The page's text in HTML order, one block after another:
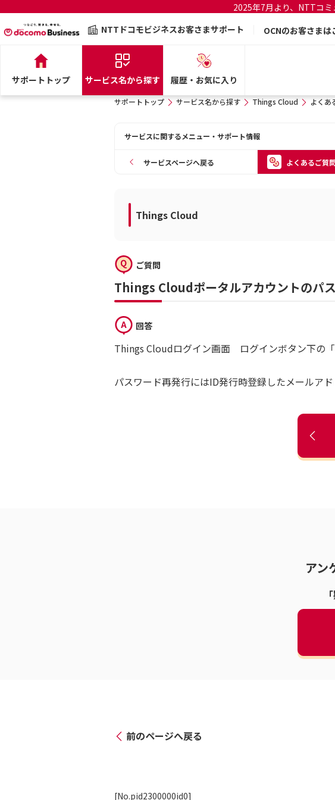
2025年7月より、NTTコ
NTTドコモビジネスお客さまサポート
OCNのお客さまは
サポートトップ サービス名から探す 履歴・お気に入り
サポートトップ サービス名から探す Things Cloud よくあ
サービスに関するメニュー・サポート情報
サービスページへ戻る よくあるご質
Things Cloud
ご質問
Things Cloudポータルアカウントのパス
回答
Things Cloudログイン画面 ログインボタン下の「
パスワード再発行にはID発行時登録したメールアド
アン
前のページへ戻る
[No.pid2300000id0]